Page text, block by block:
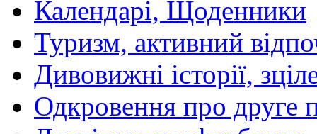
Календарі, Щоденники
Туризм, активний
Дивовижні історії,
Одкровення про друге